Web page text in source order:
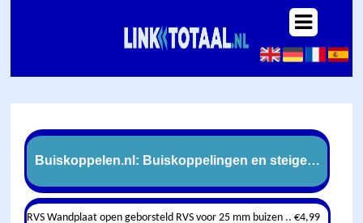
Buiskoppelen.nl: Buiskoppelingen en steigerbuizen
RVS Wandplaat open geborsteld RVS voor 25 mm buizen .. €4,99